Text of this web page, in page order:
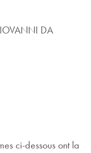
DA
ci-dessous ont la